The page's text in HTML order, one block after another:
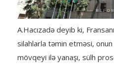
A.Hacızadə deyib ki,
silahlarla təmin etməsi,
mövqeyi ilə yanaşı, sülh